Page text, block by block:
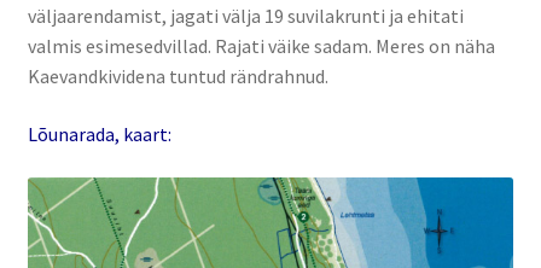
väljaarendamist, jagati välja 19 suvilakrunti ja ehitati
valmis esimesedvillad. Rajati väike sadam. Meres on näha
Kaevandkividena tuntud rändrahnud.
Lõunarada, kaart: